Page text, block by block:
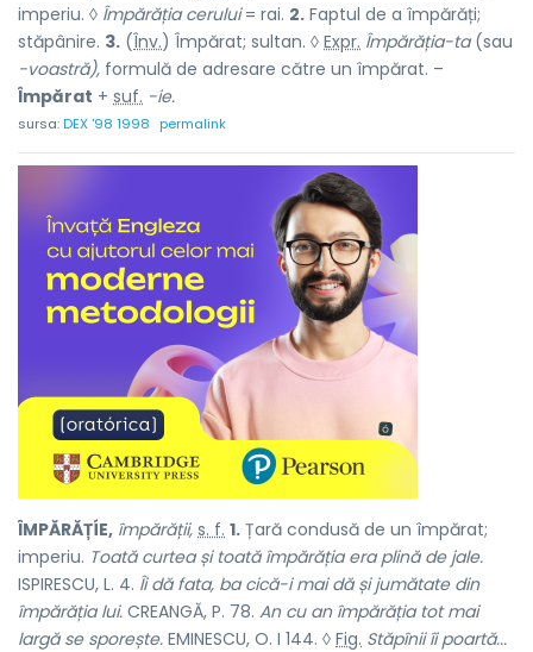
imperiu. ◊ Împărăția cerului= rai. 2. Faptul de a împărăți;
stăpânire. 3. (Înv.) Împărat; sultan. ◊ Expr. Împărăția-ta(sau
-voastră), formulă de adresare către un împărat. –
Împărat + suf. -ie.
sursa:DEX '98 1998 permalink
ÎMPĂRĂȚÍE, împărății, s. f. 1. Țară condusă de un împărat;
imperiu. Toată curtea și toată împărăția era plină de jale.
ISPIRESCU, L. 4. Îi dă fata, ba cică-i mai dă și jumătate din
împărăția lui. CREANGĂ, P. 78. An cu an împărăția tot mai
largă se sporește. EMINESCU, O. I 144. ◊ Fig. Stăpînii îi poartă...